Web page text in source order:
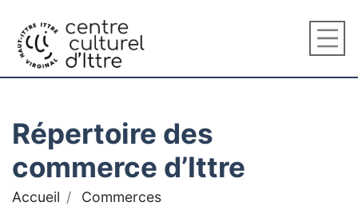
Répertoire des
commerce d’Ittre
Accueil Commerces